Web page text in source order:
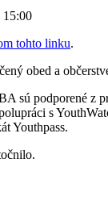
15:00
tohto linku.
obed a
sú podporené z
s
Youthpass.